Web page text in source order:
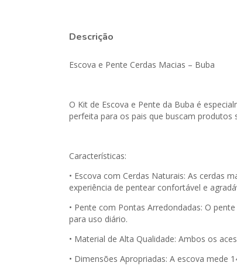
Descrição
Escova e Pente Cerdas Macias – Buba
O Kit de Escova e Pente da Buba é
perfeita para os pais que buscam produtos
Características:
• Escova com Cerdas Naturais: As cerdas
experiência de pentear confortável e
• Pente com Pontas Arredondadas: O
para uso diário.
• Material de Alta Qualidade: Ambos os
• Dimensões Apropriadas: A escova mede